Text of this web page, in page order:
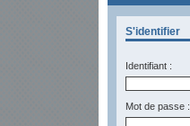
S'identifier
Identifiant :
Mot de passe :